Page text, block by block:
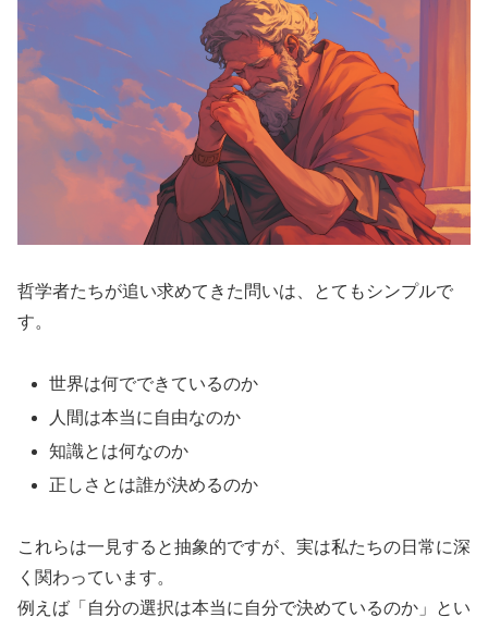
哲学者たちが追い求めてきた問いは、とてもシンプルで
す。
世界は何でできているのか
人間は本当に自由なのか
知識とは何なのか
正しさとは誰が決めるのか
これらは一見すると抽象的ですが、実は私たちの日常に深
く関わっています。
例えば「自分の選択は本当に自分で決めているのか」とい